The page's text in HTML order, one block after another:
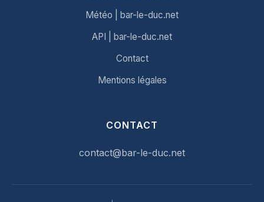
Météo | bar-le-duc.net
API | bar-le-duc.net
Contact
Mentions légales
CONTACT
contact@bar-le-duc.net